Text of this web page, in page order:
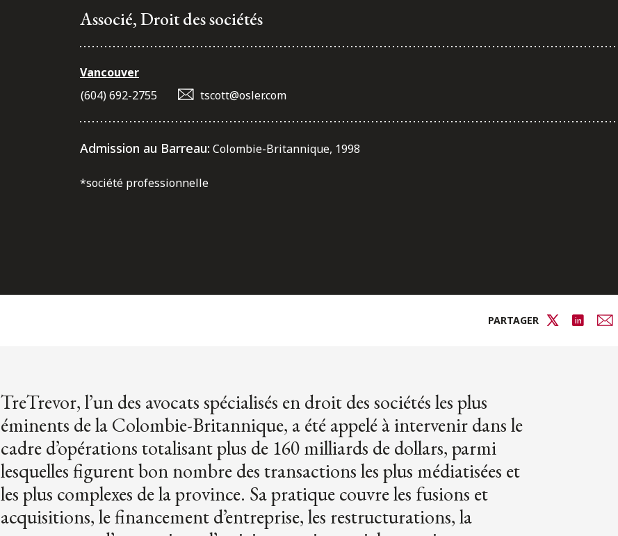
Associé, Droit des sociétés
Vancouver
(604) 692-2755
tscott@osler.com
Admission au Barreau: Colombie-Britannique, 1998
*société professionnelle
PARTAGER
TreTrevor, l’un des avocats spécialisés en droit des sociétés les plus
éminents de la Colombie-Britannique, a été appelé à intervenir dans le
cadre d’opérations totalisant plus de 160 milliards de dollars, parmi
lesquelles figurent bon nombre des transactions les plus médiatisées et
les plus complexes de la province. Sa pratique couvre les fusions et
acquisitions, le financement d’entreprise, les restructurations, la